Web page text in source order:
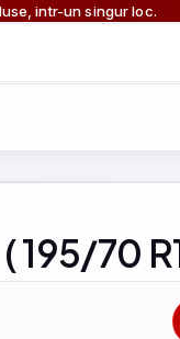
intr-un singur loc.
195/70